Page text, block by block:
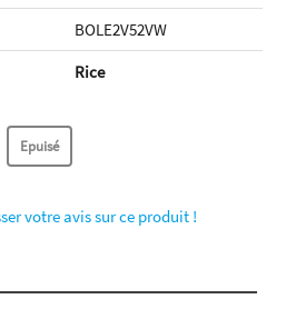
BOLE2V52VW
Rice
votre avis sur ce produit !